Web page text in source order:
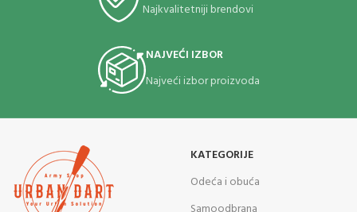
Najkvalitetniji brendovi
NAJVEĆI IZBOR
Najveći izbor proizvoda
KATEGORIJE
Odeća i obuća